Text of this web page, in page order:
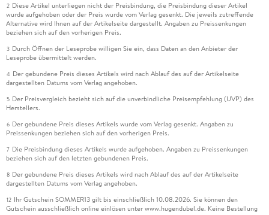
2 Diese Artikel unterliegen nicht der Preisbindung, die Preisbindung dieser Artikel
wurde aufgehoben oder der Preis wurde vom Verlag gesenkt. Die jeweils zutreffende
Alternative wird Ihnen auf der Artikelseite dargestellt. Angaben zu Preissenkungen
beziehen sich auf den vorherigen Preis.
3 Durch Öffnen der Leseprobe willigen Sie ein, dass Daten an den Anbieter der
Leseprobe übermittelt werden.
4 Der gebundene Preis dieses Artikels wird nach Ablauf des auf der Artikelseite
dargestellten Datums vom Verlag angehoben.
5 Der Preisvergleich bezieht sich auf die unverbindliche Preisempfehlung (UVP) des
Herstellers.
6 Der gebundene Preis dieses Artikels wurde vom Verlag gesenkt. Angaben zu
Preissenkungen beziehen sich auf den vorherigen Preis.
7 Die Preisbindung dieses Artikels wurde aufgehoben. Angaben zu Preissenkungen
beziehen sich auf den letzten gebundenen Preis.
8 Der gebundene Preis dieses Artikels wird nach Ablauf des auf der Artikelseite
dargestellten Datums vom Verlag angehoben.
12 Ihr Gutschein SOMMER13 gilt bis einschließlich 10.08.2026. Sie können den
Gutschein ausschließlich online einlösen unter www.hugendubel.de. Keine Bestellung